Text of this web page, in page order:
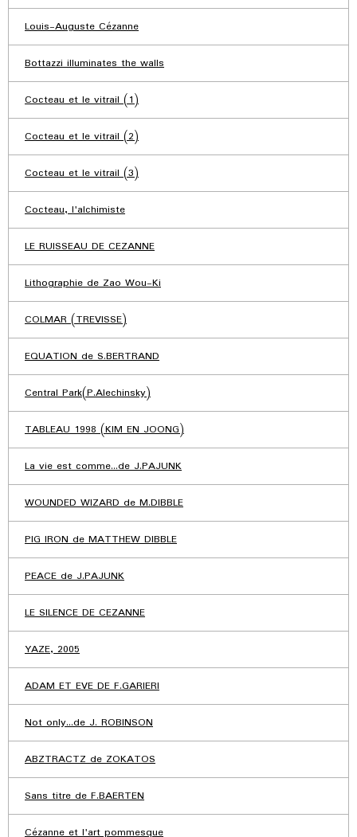
Louis-Auguste Cézanne
Bottazzi illuminates the walls
Cocteau et le vitrail (1)
Cocteau et le vitrail (2)
Cocteau et le vitrail (3)
Cocteau, l'alchimiste
LE RUISSEAU DE CEZANNE
Lithographie de Zao Wou-Ki
COLMAR (TREVISSE)
EQUATION de S.BERTRAND
Central Park(P.Alechinsky)
TABLEAU 1998 (KIM EN JOONG)
La vie est comme...de J.PAJUNK
WOUNDED WIZARD de M.DIBBLE
PIG IRON de MATTHEW DIBBLE
PEACE de J.PAJUNK
LE SILENCE DE CEZANNE
YAZE, 2005
ADAM ET EVE DE F.GARIERI
Not only...de J. ROBINSON
ABZTRACTZ de ZOKATOS
Sans titre de F.BAERTEN
Cézanne et l'art pommesque